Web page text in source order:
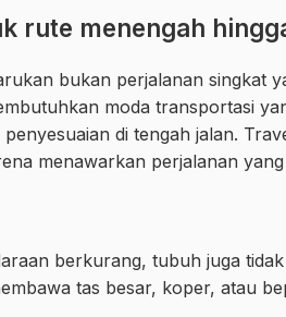
rute menengah
bukan perjalanan singkat
moda transportasi
di tengah jalan.
menawarkan perjalanan
berkurang, tubuh juga
tas besar, koper, atau